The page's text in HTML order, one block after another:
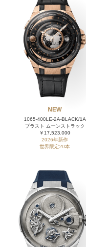
NEW
1065-400LE-2A-BLACK/1A
ブラスト ムーンストラック
￥17,523,000
2026年新作
世界限定20本